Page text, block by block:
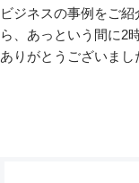
ビジネスの事例をご
ら、あっという間に2
ありがとうございまし